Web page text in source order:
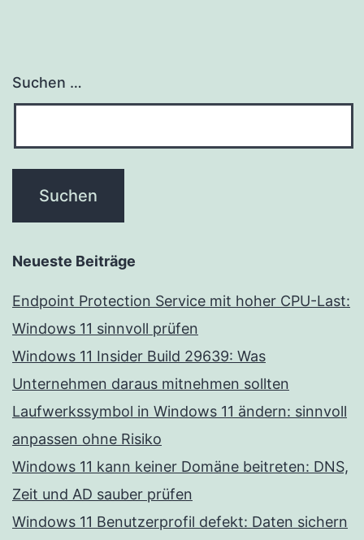
Suchen …
Neueste Beiträge
Endpoint Protection Service mit hoher CPU-Last:
Windows 11 sinnvoll prüfen
Windows 11 Insider Build 29639: Was
Unternehmen daraus mitnehmen sollten
Laufwerkssymbol in Windows 11 ändern: sinnvoll
anpassen ohne Risiko
Windows 11 kann keiner Domäne beitreten: DNS,
Zeit und AD sauber prüfen
Windows 11 Benutzerprofil defekt: Daten sichern